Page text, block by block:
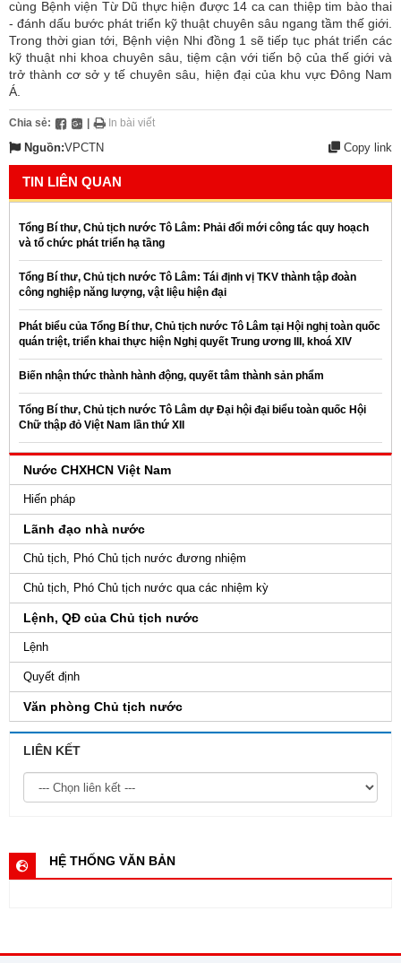
cùng Bệnh viện Từ Dũ thực hiện được 14 ca can thiệp tim bào thai
- đánh dấu bước phát triển kỹ thuật chuyên sâu ngang tầm thế giới.
Trong thời gian tới, Bệnh viện Nhi đồng 1 sẽ tiếp tục phát triển các
kỹ thuật nhi khoa chuyên sâu, tiệm cận với tiến bộ của thế giới và
trở thành cơ sở y tế chuyên sâu, hiện đại của khu vực Đông Nam
Á.
Chia sẻ: In bài viết
Nguồn:VPCTN Copy link
TIN LIÊN QUAN
Tổng Bí thư, Chủ tịch nước Tô Lâm: Phải đổi mới công tác quy hoạch
và tổ chức phát triển hạ tầng
Tổng Bí thư, Chủ tịch nước Tô Lâm: Tái định vị TKV thành tập đoàn
công nghiệp năng lượng, vật liệu hiện đại
Phát biểu của Tổng Bí thư, Chủ tịch nước Tô Lâm tại Hội nghị toàn quốc
quán triệt, triển khai thực hiện Nghị quyết Trung ương III, khoá XIV
Biến nhận thức thành hành động, quyết tâm thành sản phẩm
Tổng Bí thư, Chủ tịch nước Tô Lâm dự Đại hội đại biểu toàn quốc Hội
Chữ thập đỏ Việt Nam lần thứ XII
Nước CHXHCN Việt Nam
Hiến pháp
Lãnh đạo nhà nước
Chủ tịch, Phó Chủ tịch nước đương nhiệm
Chủ tịch, Phó Chủ tịch nước qua các nhiệm kỳ
Lệnh, QĐ của Chủ tịch nước
Lệnh
Quyết định
Văn phòng Chủ tịch nước
LIÊN KẾT
HỆ THỐNG VĂN BẢN